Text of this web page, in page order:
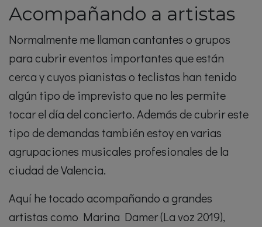
Acompañando a artistas
Normalmente me llaman cantantes o grupos
para cubrir eventos importantes que están
cerca y cuyos pianistas o teclistas han tenido
algún tipo de imprevisto que no les permite
tocar el día del concierto. Además de cubrir este
tipo de demandas también estoy en varias
agrupaciones musicales profesionales de la
ciudad de Valencia.
Aquí he tocado acompañando a grandes
artistas como Marina Damer (La voz 2019),